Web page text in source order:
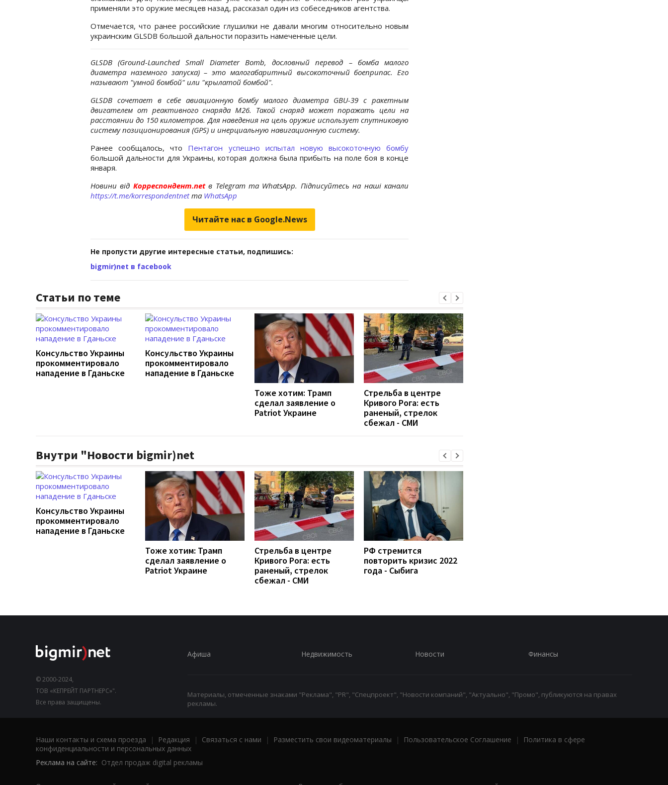
применяли это оружие месяцев назад, рассказал один из собеседников агентства.
Отмечается, что ранее российские глушилки не давали многим относительно новым
украинским GLSDB большой дальности поразить намеченные цели.
GLSDB (Ground-Launched Small Diameter Bomb, дословный перевод – бомба малого
диаметра наземного запуска) – это малогабаритный высокоточный боеприпас. Его
называют "умной бомбой" или "крылатой бомбой".
GLSDB сочетает в себе авиационную бомбу малого диаметра GBU-39 с ракетным
двигателем от реактивного снаряда M26. Такой снаряд может поражать цели на
расстоянии до 150 километров. Для наведения на цель оружие использует спутниковую
систему позиционирования (GPS) и инерциальную навигационную систему.
Ранее сообщалось, что Пентагон успешно испытал новую высокоточную бомбу
большой дальности для Украины, которая должна была прибыть на поле боя в конце
января.
Новини від Корреспондент.netв Telegram та WhatsApp. Підписуйтесь на наші канали
https://t.me/korrespondentnetта WhatsApp
Читайте нас в Google.News
Не пропусти другие интересные статьи, подпишись:
bigmir)net в facebook
Статьи по теме
Консульство Украины
прокомментировало
нападение в Гданьске
Консульство Украины
прокомментировало
нападение в Гданьске
Тоже хотим: Трамп
сделал заявление о
Patriot Украине
Стрельба в центре
Кривого Рога: есть
раненый, стрелок
сбежал - СМИ
Внутри "Новости bigmir)net
Консульство Украины
прокомментировало
нападение в Гданьске
Тоже хотим: Трамп
сделал заявление о
Patriot Украине
Стрельба в центре
Кривого Рога: есть
раненый, стрелок
сбежал - СМИ
РФ стремится
повторить кризис 2022
года - Сыбига
© 2000-2024,
ТОВ «КЕПРЕЙТ ПАРТНЕРС»".
Все права защищены.
Афиша Недвижимость Новости Финансы
Материалы, отмеченные знаками "Реклама", "PR", "Спецпроект", "Новости компаний", "Актуально", "Промо", публикуются на правах
рекламы.
Наши контакты и схема проезда | Редакция | Связаться с нами | Разместить свои видеоматериалы | Пользовательское Соглашение |
Политика в сфере
конфиденциальности и персональных данных
Реклама на сайте: Отдел продаж digital рекламы